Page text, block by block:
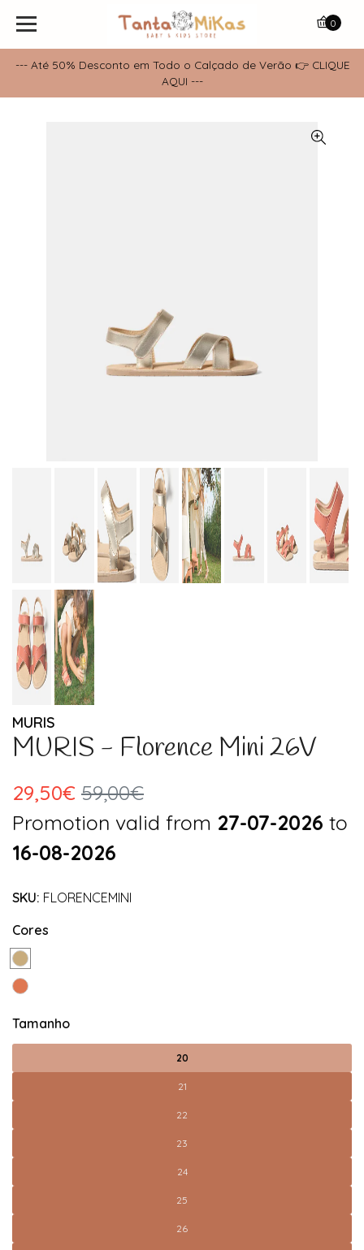
--- Até 50% Desconto em Todo o Calçado de Verão 👉 CLIQUE
AQUI ---
0
MURIS
MURIS - Florence Mini 26V
29,50€ 59,00€
Promotion valid from 27-07-2026 to
16-08-2026
SKU: FLORENCEMINI
Cores
Tamanho
20
21
22
23
24
25
26